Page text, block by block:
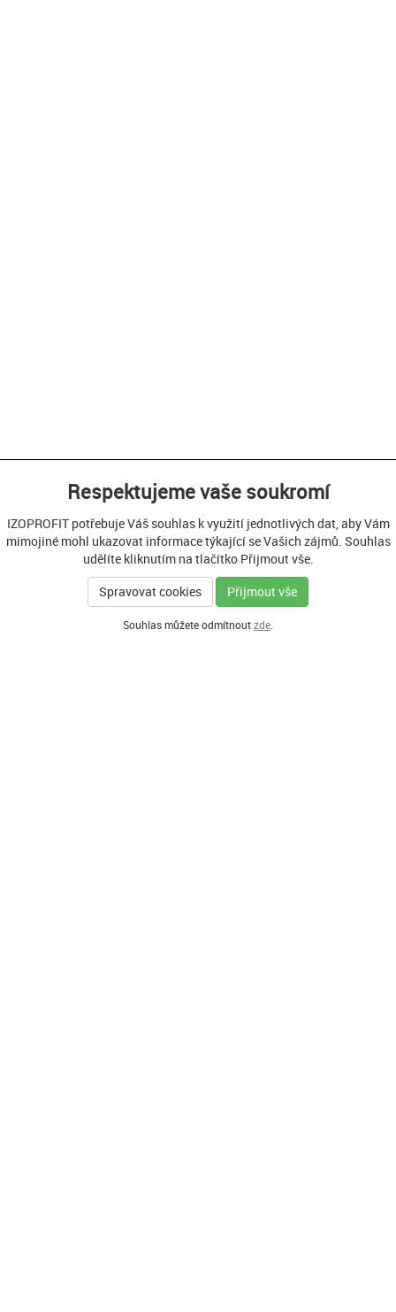
Respektujeme vaše soukromí
IZOPROFIT potřebuje Váš souhlas k využití jednotlivých dat, aby Vám
mimojiné mohl ukazovat informace týkající se Vašich zájmů. Souhlas
udělíte kliknutím na tlačítko Přijmout vše.
Spravovat cookies
Přijmout vše
Souhlas můžete odmítnoutzde